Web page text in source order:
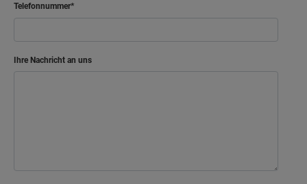
Telefonnummer
Ihre Nachricht an uns